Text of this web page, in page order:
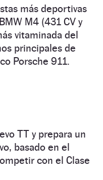
más deportivas
M4 (431 CV y
vitaminada del
principales de
Porsche 911.
TT y prepara un
basado en el
con el Clase